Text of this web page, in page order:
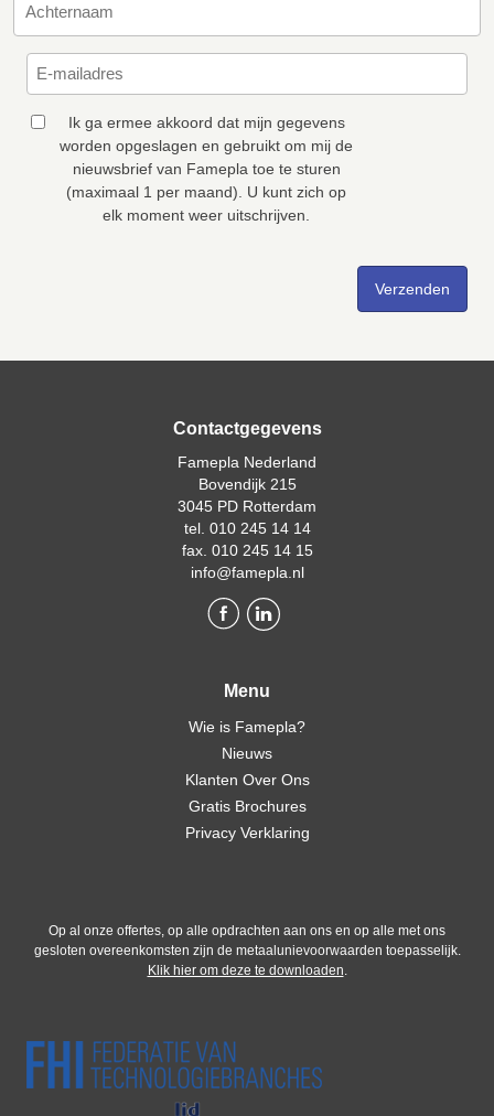
Ik ga ermee akkoord dat mijn gegevens
worden opgeslagen en gebruikt om mij de
nieuwsbrief van Famepla toe te sturen
(maximaal 1 per maand). U kunt zich op
elk moment weer uitschrijven.
Contactgegevens
Famepla Nederland
Bovendijk 215
3045 PD Rotterdam
tel. 010 245 14 14
fax. 010 245 14 15
info@famepla.nl
Menu
Wie is Famepla?
Nieuws
Klanten Over Ons
Gratis Brochures
Privacy Verklaring
Op al onze offertes, op alle opdrachten aan ons en op alle met ons
gesloten overeenkomsten zijn de metaalunievoorwaarden toepasselijk.
Klik hier om deze te downloaden.